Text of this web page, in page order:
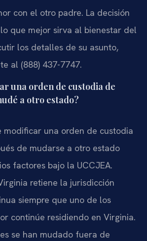
con el otro padre. La decisión
que mejor sirva al bienestar del
los detalles de su asunto,
al (888) 437-7747.
una orden de custodia de
a otro estado?
modificar una orden de custodia
de mudarse a otro estado
factores bajo la UCCJEA.
retiene la jurisdicción
siempre que uno de los
continúe residiendo en Virginia.
se han mudado fuera de